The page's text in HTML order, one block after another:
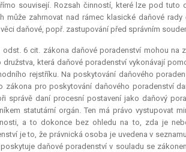
souvisejí. Rozsah činností, které lze pod
může zahrnovat nad rámec klasické daňové
daňové, popř. zastupování před správním
odst. 6 cit. zákona daňové poradenství mohou na
která daňové poradenství vykonávají
rejstříku. Na poskytování daňového
zákona pro poskytování daňového poradenství
správě daní procesní postavení jako daňový
statutární orgán. Ten má právo vystupovat
a to dokonce bez ohledu na to, zda je
je to, že právnická osoba je uvedena v
daňové poradenství v souladu se